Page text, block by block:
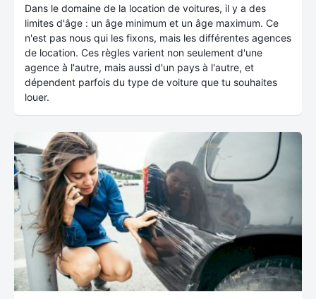
Dans le domaine de la location de voitures, il y a des
limites d'âge : un âge minimum et un âge maximum. Ce
n'est pas nous qui les fixons, mais les différentes agences
de location. Ces règles varient non seulement d'une
agence à l'autre, mais aussi d'un pays à l'autre, et
dépendent parfois du type de voiture que tu souhaites
louer.